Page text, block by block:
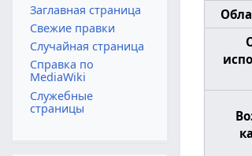
Заглавная страница
Свежие правки
Случайная страница
Справка по
MediaWiki
Служебные
страницы